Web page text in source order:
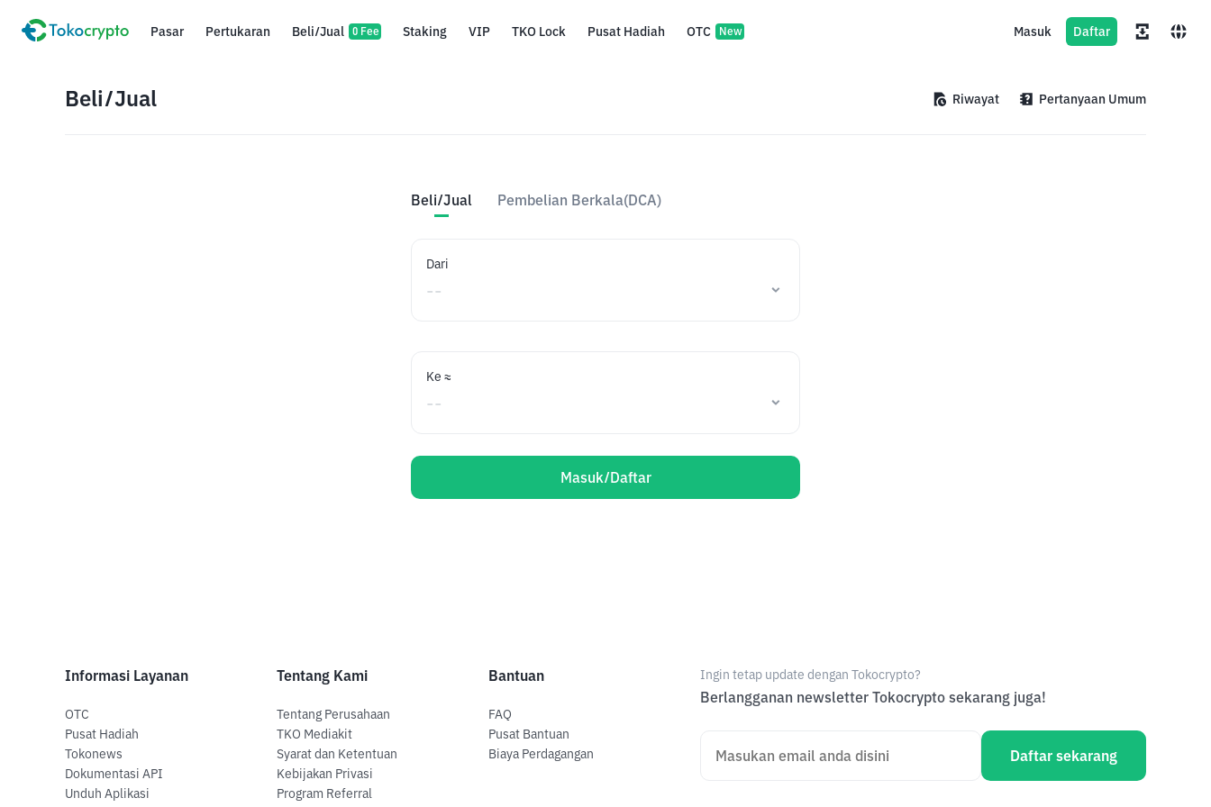
Pasar Pertukaran Beli/Jual 0 Fee Staking VIP TKO Lock Pusat Hadiah OTC New Masuk Daftar
Beli/Jual Riwayat Pertanyaan Umum
Beli/Jual Pembelian Berkala(DCA)
Dari
Ke ≈
Masuk/Daftar
Informasi Layanan
OTC
Pusat Hadiah
Tokonews
Dokumentasi API
Unduh Aplikasi
Tentang Kami
Tentang Perusahaan
TKO Mediakit
Syarat dan Ketentuan
Kebijakan Privasi
Program Referral
Bantuan
FAQ
Pusat Bantuan
Biaya Perdagangan
Ingin tetap update dengan Tokocrypto?
Berlangganan newsletter Tokocrypto sekarang juga!
Daftar sekarang